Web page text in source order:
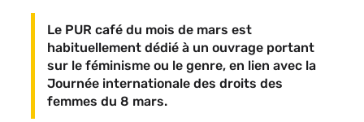
Le PUR café du mois de mars est
habituellement dédié à un ouvrage portant
sur le féminisme ou le genre, en lien avec la
Journée internationale des droits des
femmes du 8 mars.